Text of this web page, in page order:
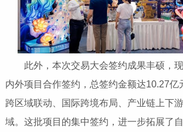
此外，本次交易大会签约成果丰硕，现
内外项目合作签约，总签约金额达10.27亿
跨区域联动、国际跨境布局、产业链上下
域。这批项目的集中签约，进一步拓展了